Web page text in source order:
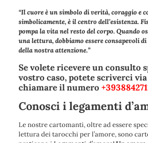
“Il cuore è un simbolo di verità, coraggio e
simbolicamente, è il centro dell’esistenza.
pompa la vita nel resto del corpo. Quando
una lettura, dobbiamo essere consapevoli di
della nostra attenzione.”
Se volete ricevere un consulto
vostro caso, potete scriverci via
chiamare il numero
Conosci i legamenti
Le nostre cartomanti, oltre ad essere
lettura dei tarocchi per l’amore, sono